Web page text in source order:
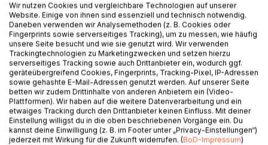
BESCHREIBUNG
Der Dritte Weltkrieg findet nicht statt! Große umfassende
Kriege sind unwahrscheinlich geworden. Das liegt daran,
dass das kollektive Unbewusste der Welt weiblich wird.
Wir nutzen Cookies und vergleichbare Technologien auf unserer
Website. Einige von ihnen sind essenziell und technisch notwendig.
Daneben verwenden wir Analysemethoden (z. B. Cookies oder
Fingerprints sowie serverseitiges Tracking), um zu messen, wie häufig
unsere Seite besucht und wie sie genutzt wird. Wir verwenden
Trackingtechnologien zu Marketingzwecken und setzen hierzu
serverseitiges Tracking sowie auch Drittanbieter ein, wodurch ggf.
geräteübergreifend Cookies, Fingerprints, Tracking-Pixel, IP-Adressen
sowie gehashte E-Mail-Adressen genutzt werden. Auf unserer Seite
betten wir zudem Drittinhalte von anderen Anbietern ein (Video-
Plattformen). Wir haben auf die weitere Datenverarbeitung und ein
etwaiges Tracking durch den Drittanbieter keinen Einfluss. Mit deiner
Einstellung willigst du in die oben beschriebenen Vorgänge ein. Du
kannst deine Einwilligung (z. B. im Footer unter „Privacy-Einstellungen“)
jederzeit mit Wirkung für die Zukunft widerrufen. (BoD-Impressum)